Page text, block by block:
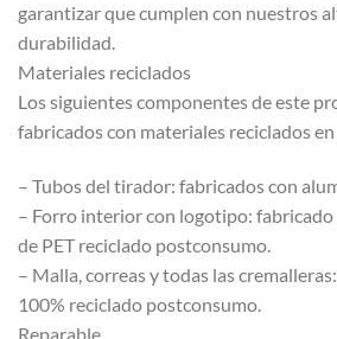
garantizar que cumplen con nuestros
durabilidad.
Materiales reciclados
Los siguientes componentes de este
fabricados con materiales reciclados
– Tubos del tirador: fabricados con
– Forro interior con logotipo: fabricado
de PET reciclado postconsumo.
– Malla, correas y todas las
100% reciclado postconsumo.
Reparable